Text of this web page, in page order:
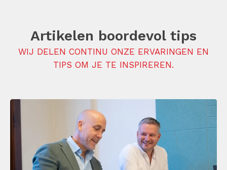
Artikelen boordevol tips
WIJ DELEN CONTINU ONZE ERVARINGEN EN
TIPS OM JE TE INSPIREREN.